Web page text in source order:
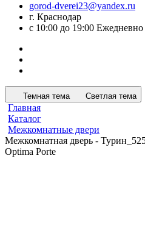
gorod-dverei23@yandex.ru
г. Краснодар
с 10:00 до 19:00 Ежедневно
Темная тема Светлая тема
Главная
Каталог
Межкомнатные двери
Межкомнатная дверь -
Optima Porte